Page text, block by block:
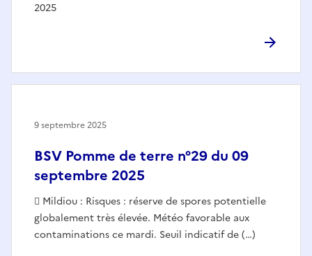
2025
BSV Pomme de terre n°29 du 09
septembre 2025
 Mildiou : Risques : réserve de spores potentielle
globalement très élevée. Météo favorable aux
contaminations ce mardi. Seuil indicatif de (…)
9 septembre 2025